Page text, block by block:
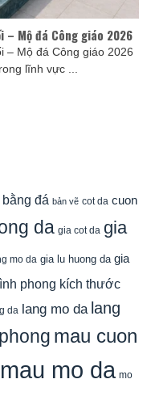
– Mộ đá Công giáo 2026
– Mộ đá Công giáo 2026
lĩnh vực ...
đá bản vẽ cot da cuon
da gia cot da gia
mo da gia lu huong da gia
phong kích thước
da lang mo da lang
mau cuon
mau mo da mo